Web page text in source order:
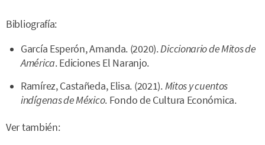
Bibliografía:
García Esperón, Amanda. (2020).Diccionario de Mitos de
América. Ediciones El Naranjo.
Ramírez, Castañeda, Elisa. (2021).Mitos y cuentos
indígenas de México. Fondo de Cultura Económica.
Ver también: